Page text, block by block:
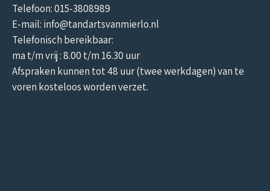
Telefoon: 015-3808989
E-mail: info@tandartsvanmierlo.nl
Telefonisch bereikbaar:
ma t/m vrij : 8.00 t/m 16.30 uur
Afspraken kunnen tot 48 uur (twee werkdagen) van te
voren kosteloos worden verzet.